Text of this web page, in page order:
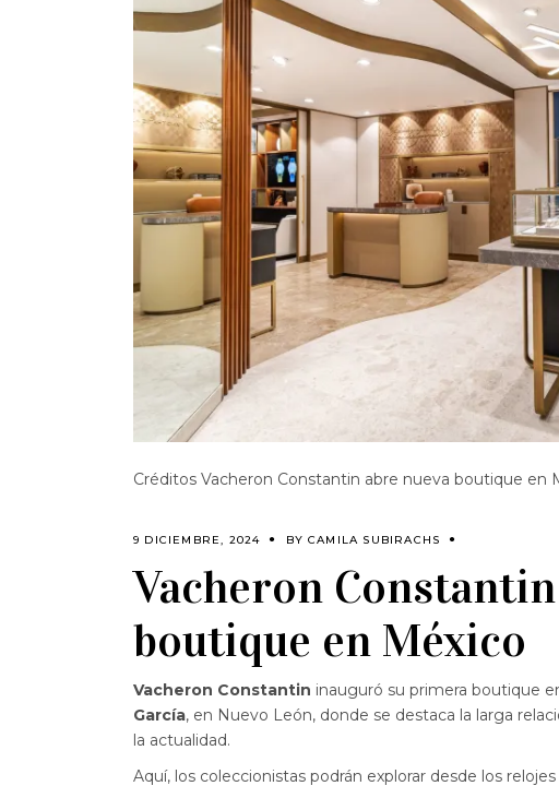
Créditos Vacheron Constantin abre nueva boutique en
9 DICIEMBRE, 2024 BYCAMILA SUBIRACHS
Vacheron
boutique en México
Vacheron Constantin inauguró su primera boutique
García, en Nuevo León, donde se destaca la larga
la actualidad.
Aquí, los coleccionistas podrán explorar desde los